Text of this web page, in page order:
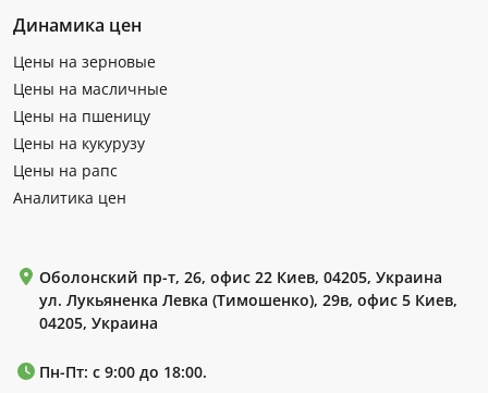
Динамика цен
Цены на зерновые
Цены на масличные
Цены на пшеницу
Цены на кукурузу
Цены на рапс
Аналитика цен
Оболонский пр-т, 26, офис 22 Киев, 04205, Украина
ул. Лукьяненка Левка (Тимошенко), 29в, офис 5 Киев,
04205, Украина
Пн-Пт: с 9:00 до 18:00.